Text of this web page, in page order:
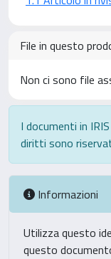
File in questo
Non ci sono file
I documenti in
diritti sono
Informazioni
Utilizza questo
questo